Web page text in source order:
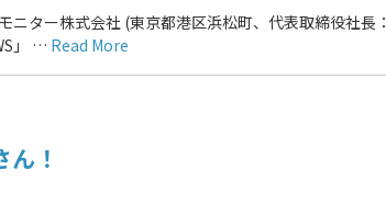
ター株式会社 (東京都港区浜松町、代表取締役社長：
」 … Read More
！